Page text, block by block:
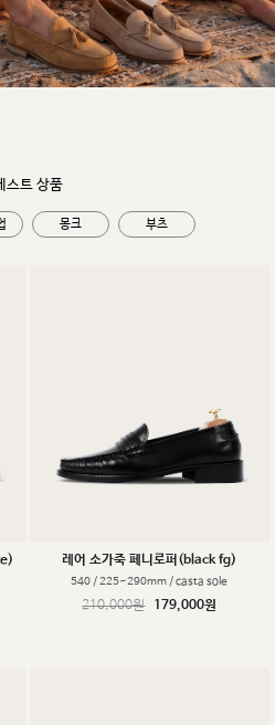
스트 상품
몽크 부츠
레어 소가죽 페니로퍼(black fg)
540 / 225~290mm / casta sole
210,000원 179,000원